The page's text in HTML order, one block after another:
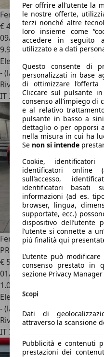
Ferrari SF90 SpiderAtelier -
€ 493.0001
09/2023
9.999 km
Elettrica/Benzina
- (l/100 km)
Rivenditore
IT 25104Castenedolo -
Ferrari SF90 Spider SF90
PRONTA CONSEGNA
€ 595.0001
01/2025
1.000 km
Elettrica/Benzina
- (l/100 km)
Rivenditore
IT 35010
Per offrire all’utente la
le nostre offerte,
terzi nonché altre
loro insieme come
accedere in seguito
utilizzato e a dati
Questo consente di
personalizzati in base
di ottimizzare
Cliccare sul pulsante
consenso all’impiego di
e al relativo
pulsante in basso a
dettaglio o per opporsi
nella misura in cui ha
Se non si intende
Cookie,
identificatori online
sull’accesso,
identificatori basati
informazioni (ad es.
browser, lingua,
supportate, ecc.)
dispositivo dell’utente
l’utente si connette a
più finalità qui
L’utente può
consenso prestato in
sezione Privacy
Scopi
Dati di
attraverso la scansione
Pubblicità e contenuti
prestazioni dei